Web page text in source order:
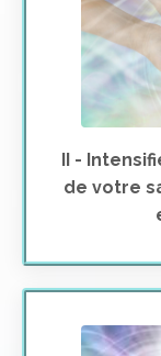
II -
de votre